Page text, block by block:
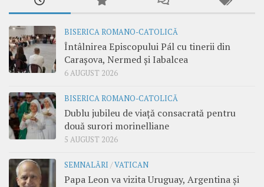
BISERICA ROMANO-CATOLICĂ
Întâlnirea Episcopului Pál cu tinerii din
Carașova, Nermed și Iabalcea
6 AUGUST 2026
BISERICA ROMANO-CATOLICĂ
Dublu jubileu de viață consacrată pentru
două surori morinelliane
5 AUGUST 2026
SEMNALĂRI /VATICAN
Papa Leon va vizita Uruguay, Argentina și